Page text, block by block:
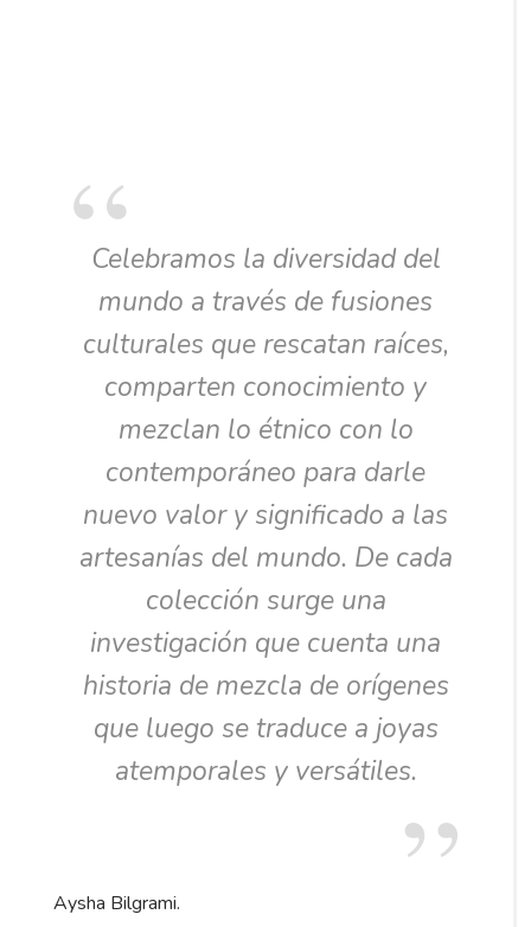
Celebramos la diversidad del
mundo a través de fusiones
culturales que rescatan raíces,
comparten conocimiento y
mezclan lo étnico con lo
contemporáneo para darle
nuevo valor y significado a las
artesanías del mundo. De cada
colección surge una
investigación que cuenta una
historia de mezcla de orígenes
que luego se traduce a joyas
atemporales y versátiles.
Aysha Bilgrami.